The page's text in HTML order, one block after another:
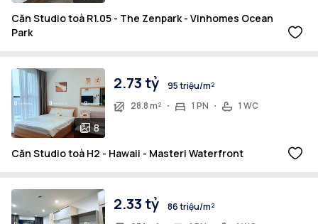
Căn Studio toà R1.05 - The Zenpark - Vinhomes Ocean
Park
8
2.73 tỷ
95 triệu/m²
28.8 m²
1 PN 1 WC
Căn Studio toà H2 - Hawaii - Masteri Waterfront
2.33 tỷ
86 triệu/m²